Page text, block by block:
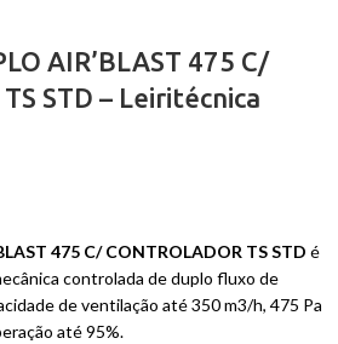
AIR’BLAST 475 C/
STD – Leiritécnica
475 C/ CONTROLADOR TS STD é
controlada de duplo fluxo de
de ventilação até 350 m3/h, 475 Pa
até 95%.